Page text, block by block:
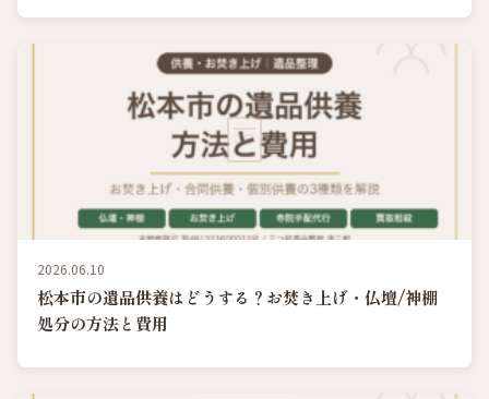
2026.06.10
松本市の遺品供養はどうする？お焚き上げ・仏壇/神棚
処分の方法と費用